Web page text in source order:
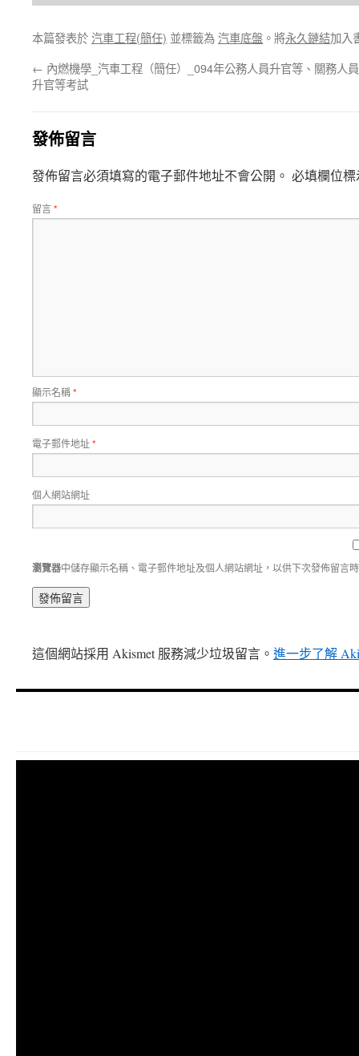
本篇發表於汽車工程(簡任) 並標籤為汽車底盤 。將永久鏈結加入
← 內燃機學_汽車工程（簡任）_094年公務人員升官等、關務人員
升官等考試
發佈留言
發佈留言必須填寫的電子郵件地址不會公開。 必填欄位
留言*
顯示名稱*
電子郵件地址*
個人網站網址
瀏覽器中儲存顯示名稱、電子郵件地址及個人網站網址，以供下次發佈留言
這個網站採用 Akismet 服務減少垃圾留言。 進一步了解